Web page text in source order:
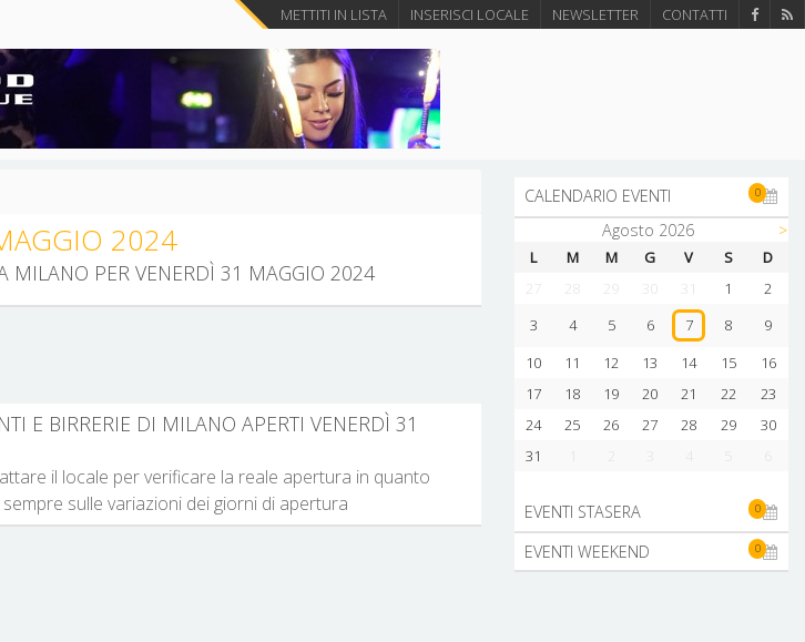
METTITI IN LISTA INSERISCI LOCALE NEWSLETTER CONTATTI
2024
MILANO PER VENERDÌ 31 MAGGIO 2024
E BIRRERIE DI MILANO APERTI VENERDÌ 31
il locale per verificare la reale apertura in quanto
sulle variazioni dei giorni di apertura
CALENDARIO EVENTI 0
Agosto 2026 >
L M M G V S
D
27
28 29 30 31 1
2
3
4 5 6 7 8
9
10
11 12 13 14 15
16
17
18 19 20 21 22
23
24
25 26 27 28 29
30
31
EVENTI STASERA 0
EVENTI WEEKEND 0